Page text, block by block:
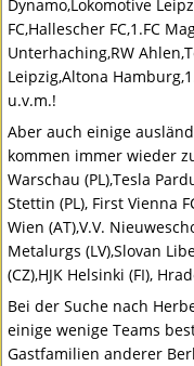
Dynamo,Lokomotive
FC,Hallescher FC,1.FC
Unterhaching,RW
Leipzig,Altona
u.v.m.!
Aber auch einige
kommen immer wieder
Warschau (PL),Tesla
Stettin (PL), First Vienna
Wien (AT),V.V.
Metalurgs (LV),Slovan
(CZ),HJK Helsinki (FI),
Bei der Suche nach
einige wenige Teams
Gastfamilien anderer